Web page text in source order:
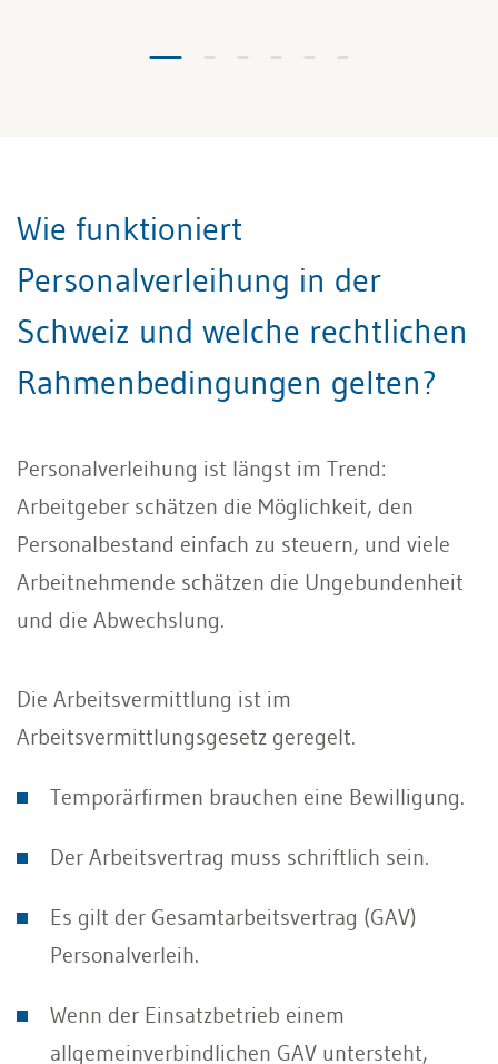
Wie funktioniert
Personalverleihung in der
Schweiz und welche rechtlichen
Rahmenbedingungen gelten?
Personalverleihung ist längst im Trend:
Arbeitgeber schätzen die Möglichkeit, den
Personalbestand einfach zu steuern, und viele
Arbeitnehmende schätzen die Ungebundenheit
und die Abwechslung.
Die Arbeitsvermittlung ist im
Arbeitsvermittlungsgesetz geregelt.
Temporärfirmen brauchen eine Bewilligung.
Der Arbeitsvertrag muss schriftlich sein.
Es gilt der Gesamtarbeitsvertrag (GAV)
Personalverleih.
Wenn der Einsatzbetrieb einem
allgemeinverbindlichen GAV untersteht,